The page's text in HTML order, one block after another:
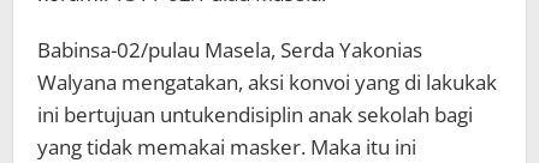
Babinsa-02/pulau Masela, Serda Yakonias
Walyana mengatakan, aksi konvoi yang di lakukak
ini bertujuan untukendisiplin anak sekolah bagi
yang tidak memakai masker. Maka itu ini